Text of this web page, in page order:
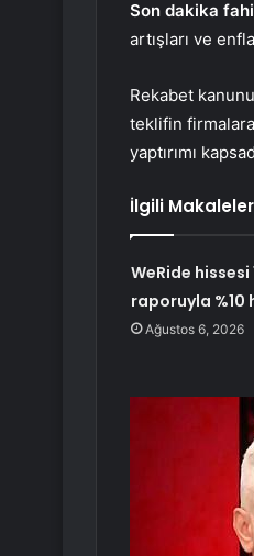
Son dakika
artışları ve
Rekabet
teklifin
yaptırımı
İlgili Makaleler
WeRide
raporuyla
Ağustos 6, 2026